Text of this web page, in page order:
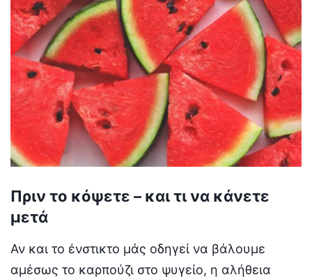
Πριν το κόψετε – και τι να κάνετε
μετά
Αν και το ένστικτο μάς οδηγεί να βάλουμε
αμέσως το καρπούζι στο ψυγείο, η αλήθεια